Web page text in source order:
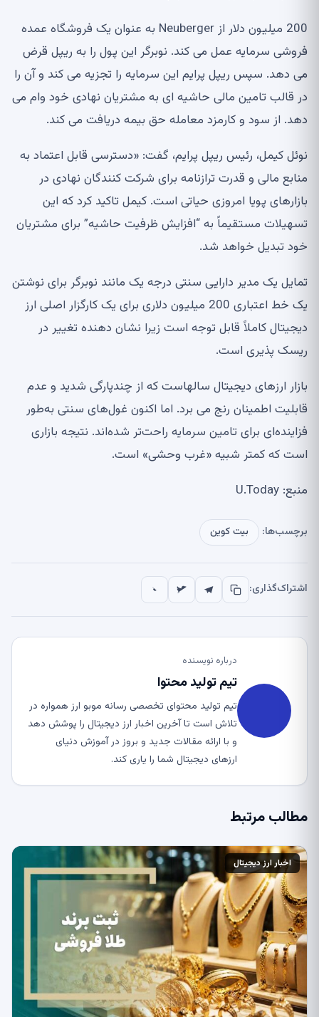
200 میلیون دلار از Neuberger به عنوان یک فروشگاه عمده
فروشی سرمایه عمل می کند. نوبرگر این پول را به ریپل قرض
می دهد. سپس ریپل پرایم این سرمایه را تجزیه می کند و آن را
در قالب تامین مالی حاشیه ای به مشتریان نهادی خود وام می
دهد. از سود و کارمزد معامله حق بیمه دریافت می کند.
نوئل کیمل، رئیس ریپل پرایم، گفت: «دسترسی قابل اعتماد به
منابع مالی و قدرت ترازنامه برای شرکت کنندگان نهادی در
بازارهای پویا امروزی حیاتی است. کیمل تاکید کرد که این
تسهیلات مستقیماً به “افزایش ظرفیت حاشیه” برای مشتریان
خود تبدیل خواهد شد.
تمایل یک مدیر دارایی سنتی درجه یک مانند نوبرگر برای نوشتن
یک خط اعتباری 200 میلیون دلاری برای یک کارگزار اصلی ارز
دیجیتال کاملاً قابل توجه است زیرا نشان دهنده تغییر در
ریسک پذیری است.
بازار ارزهای دیجیتال سالهاست که از چندپارگی شدید و عدم
قابلیت اطمینان رنج می برد. اما اکنون غول‌های سنتی به‌طور
فزاینده‌ای برای تامین سرمایه راحت‌تر شده‌اند. نتیجه بازاری
است که کمتر شبیه «غرب وحشی» است.
منبع: U.Today
برچسب‌ها: بیت کوین
اشتراک‌گذاری:
درباره نویسنده
تیم تولید محتوا
تیم تولید محتوای تخصصی رسانه موبو ارز همواره در
تلاش است تا آخرین اخبار ارز دیجیتال را پوشش دهد
و با ارائه مقالات جدید و بروز در آموزش دنیای
ارزهای دیجیتال شما را یاری کند.
مطالب مرتبط
اخبار ارز دیجیتال